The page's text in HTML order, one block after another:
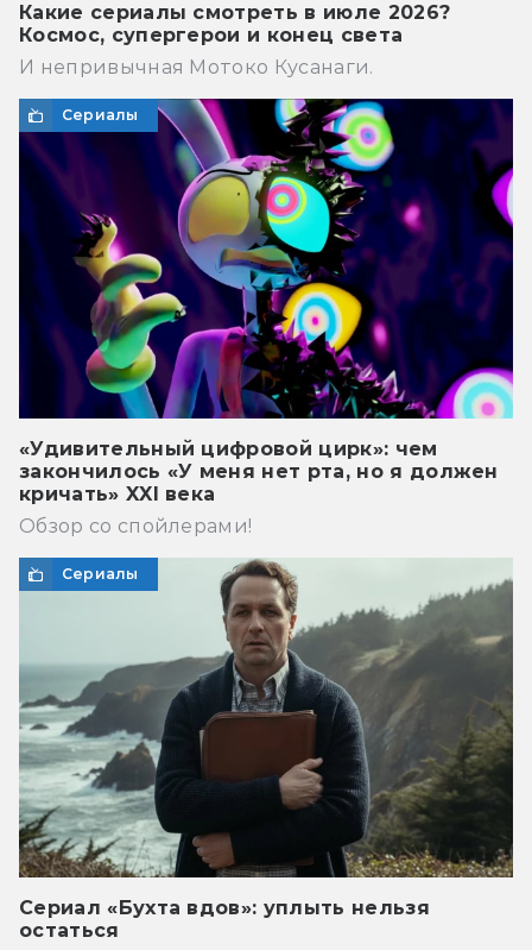
Какие сериалы смотреть в июле 2026?
Космос, супергерои и конец света
И непривычная Мотоко Кусанаги.
Сериалы
«Удивительный цифровой цирк»: чем
закончилось «У меня нет рта, но я должен
кричать» XXI века
Обзор со спойлерами!
Сериалы
Сериал «Бухта вдов»: уплыть нельзя
остаться